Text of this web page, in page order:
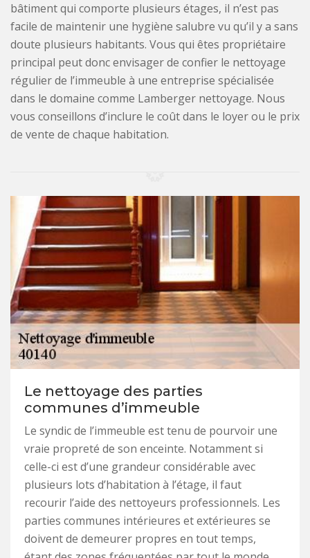
bâtiment qui comporte plusieurs étages, il n’est pas
facile de maintenir une hygiène salubre vu qu’il y a sans
doute plusieurs habitants. Vous qui êtes propriétaire
principal peut donc envisager de confier le nettoyage
régulier de l’immeuble à une entreprise spécialisée
dans le domaine comme Lamberger nettoyage. Nous
vous conseillons d’inclure le coût dans le loyer ou le prix
de vente de chaque habitation.
Le nettoyage des parties
communes d’immeuble
Le syndic de l’immeuble est tenu de pourvoir une
vraie propreté de son enceinte. Notamment si
celle-ci est d’une grandeur considérable avec
plusieurs lots d’habitation à l’étage, il faut
recourir l’aide des nettoyeurs professionnels. Les
parties communes intérieures et extérieures se
doivent de demeurer propres en tout temps,